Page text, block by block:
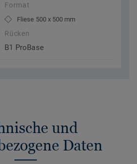
Format
Fliese 500 x 500 mm
Rücken
B1 ProBase
und
Daten